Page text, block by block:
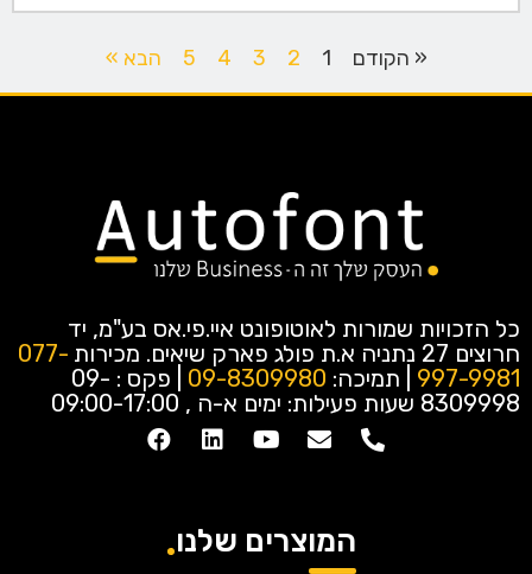
« הקודם 1
2
3
4
5 הבא »
כל הזכויות שמורות לאוטופונט איי.פי.אס בע"מ, יד
חרוצים 27 נתניה א.ת פולג פארק שיאים.
מכירות 077-
997-9981
| תמיכה: 09-8309980
| פקס : 09-
8309998 שעות פעילות: ימים א-ה , 09:00-17:00
המוצרים שלנו